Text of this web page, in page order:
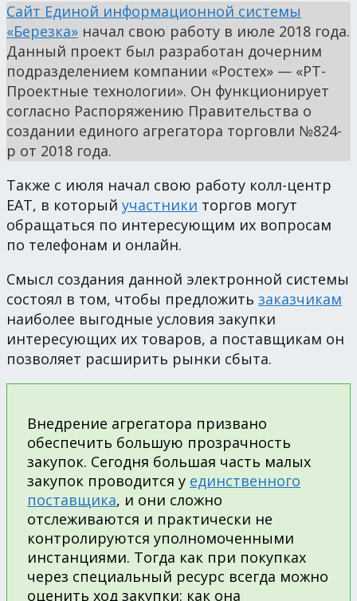
Сайт Единой информационной системы
«Березка» начал свою работу в июле 2018 года.
Данный проект был разработан дочерним
подразделением компании «Ростех» — «РТ-
Проектные технологии». Он функционирует
согласно Распоряжению Правительства о
создании единого агрегатора торговли №824-
р от 2018 года.
Также с июля начал свою работу колл-центр
ЕАТ, в который участники торгов могут
обращаться по интересующим их вопросам
по телефонам и онлайн.
Смысл создания данной электронной системы
состоял в том, чтобы предложить заказчикам
наиболее выгодные условия закупки
интересующих их товаров, а поставщикам он
позволяет расширить рынки сбыта.
Внедрение агрегатора призвано
обеспечить большую прозрачность
закупок. Сегодня большая часть малых
закупок проводится у единственного
поставщика, и они сложно
отслеживаются и практически не
контролируются уполномоченными
инстанциями. Тогда как при покупках
через специальный ресурс всегда можно
оценить ход закупки: как она